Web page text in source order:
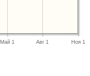
Май 1 Авг 1 Ноя 1